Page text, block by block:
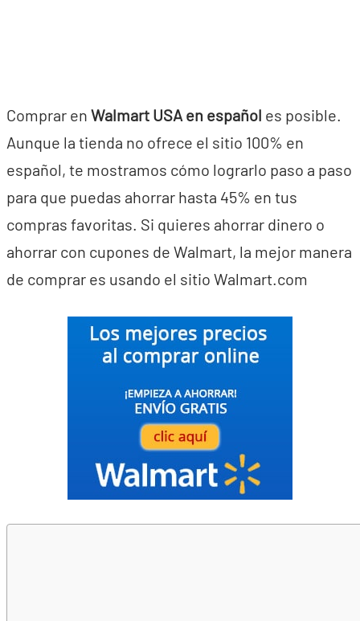
Comprar en Walmart USA en español es posible.
Aunque la tienda no ofrece el sitio 100% en
español, te mostramos cómo lograrlo paso a paso
para que puedas ahorrar hasta 45% en tus
compras favoritas. Si quieres ahorrar dinero o
ahorrar con cupones de Walmart, la mejor manera
de comprar es usando el sitio Walmart.com